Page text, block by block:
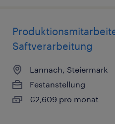
Saftverarbeitung
Lannach, Steiermark
Festanstellung
€2,609 pro monat